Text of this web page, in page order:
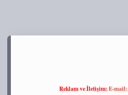
Reklam ve İletişim:E-mail: